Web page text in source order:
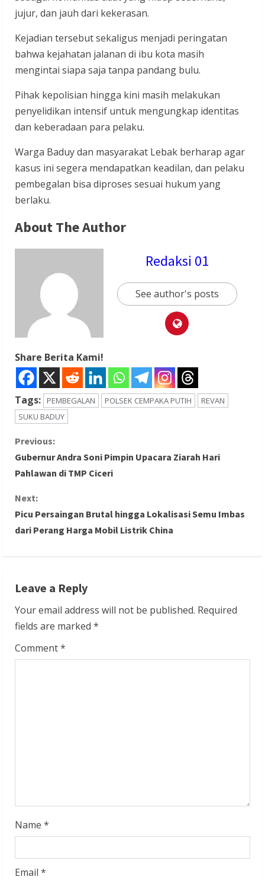
jujur, dan jauh dari kekerasan.
Kejadian tersebut sekaligus menjadi peringatan
bahwa kejahatan jalanan di ibu kota masih
mengintai siapa saja tanpa pandang bulu.
Pihak kepolisian hingga kini masih melakukan
penyelidikan intensif untuk mengungkap identitas
dan keberadaan para pelaku.
Warga Baduy dan masyarakat Lebak berharap agar
kasus ini segera mendapatkan keadilan, dan pelaku
pembegalan bisa diproses sesuai hukum yang
berlaku.
About The Author
Redaksi 01
See author's posts
Share Berita Kami!
Tags: PEMBEGALAN POLSEK CEMPAKA PUTIH
REVAN
SUKU BADUY
C
o
n
t
u
e
R
Previous:
Gubernur Andra Soni Pimpin Upacara Ziarah Hari
Pahlawan di TMP Ciceri
Next:
Picu Persaingan Brutal hingga Lokalisasi Semu Imbas
dari Perang Harga Mobil Listrik China
Leave a Reply
Your email address will not be published. Required
fields are marked *
Comment*
Name *
Email *